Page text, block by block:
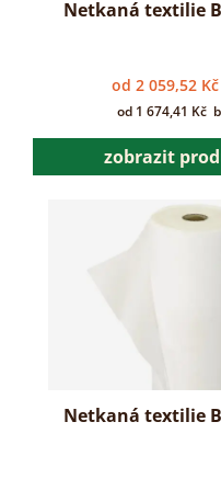
Netkaná textilie
od 2 059,52 Kč
od 1 674,41 Kč
zobrazit
Netkaná textilie